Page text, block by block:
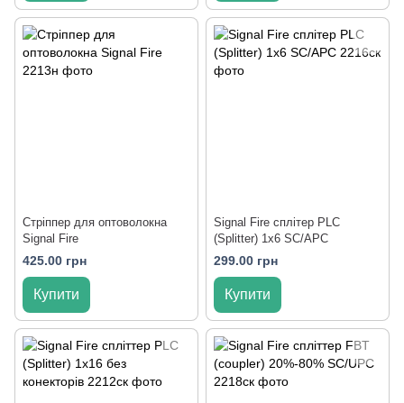
Стріппер для оптоволокна
Signal Fire
425.00 грн
Купити
Signal Fire сплітер PLC
(Splitter) 1х6 SC/APC
299.00 грн
Купити